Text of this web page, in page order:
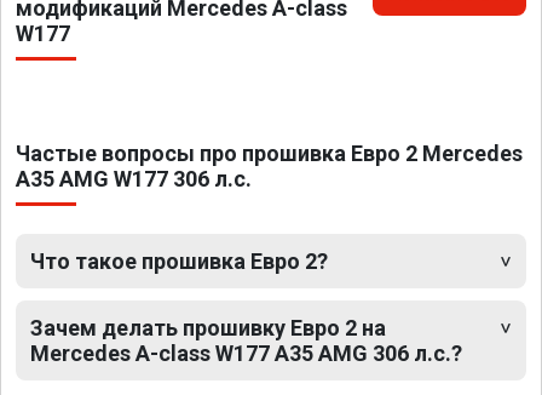
модификаций Mercedes A-class
W177
Частые вопросы про прошивка Евро 2 Mercedes
A35 AMG W177 306 л.с.
Что такое прошивка Евро 2?
Зачем делать прошивку Евро 2 на
Mercedes A-class W177 A35 AMG 306 л.с.?